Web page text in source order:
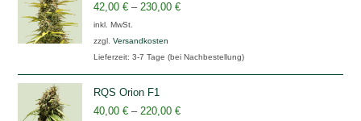
42,00€ –230,00€
inkl. MwSt.
zzgl.Versandkosten
Lieferzeit:3-7 Tage (bei Nachbestellung)
RQS Orion F1
40,00€ –220,00€